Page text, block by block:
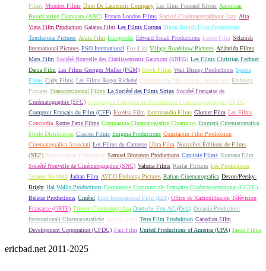
Films Mondex Films Dino De Laurentiis Company Les films Fernand Rivers American
Broadcasting Company (ABC) Franco London Films Societé Cinématographique Lyre Alta
Vista Film Production Galatea Film Les Films Corona Tigon British Film Productions
Touchstone Pictures Avala Film Europrodis Edward Small Productions Leone Film Selznick
International Pictures PSO International Fox-Lira Village Roadshow Pictures Atlántida Films
Mars Film Société Nouvelle des Établissements Gaumont (SNEG) Les Films Christian Fechner
Dania Film Les Films Georges Muller (FGM) Hawk Films Walt Disney Productions Specta
Films Cady Films Les Films Roger Richebé Comptoir du film français production Embassy
Pictures Transcontinental Films La Société des Films Sirius Société Française de
Cinématographie (SFC) Compagnie Française de Distribution Cinématographique (CFDC)
Comptoir Français du Film (CFF) Excelsa Film Intermondia Films Glomer Film Les Films
Concordia Rome Paris Films Compagnia Cinematografica Champion Emmepi Cinematografica
Étoile Distribution Clarion Films Enigma Productions Constantin Film Produktion
Cinematografica Associati Les Films du Carrosse Ultra Film Nouvelles Éditions de Films
(NEF) Metropolitan Filmexport Samuel Bronston Productions Capitole Films Romana Film
Société Nouvelle de Cinématographie (SNC) Valoria Films Rastar Pictures Les Productions
Jacques Roitfeld Jadran Film AVCO Embassy Pictures Rafran Cinematografica Devon/Persky-
Bright Hal Wallis Productions Compagnie Commerciale Française Cinématographique (CCFC)
Belstar Productions Cinétel Euro International Film (EIA) Office de Radiodiffusion Télévision
Française (ORTF) Tritone Cinematografica Deutsche Fox AG (Defa) Oceania Produzioni
Internazionali Cinematografiche Rizzoli Film Terra Film Produktion Canadian Film
Development Corporation (CFDC) Fair Film United Productions of America (UPA) Jason Films
ericbad.net 2011-2025